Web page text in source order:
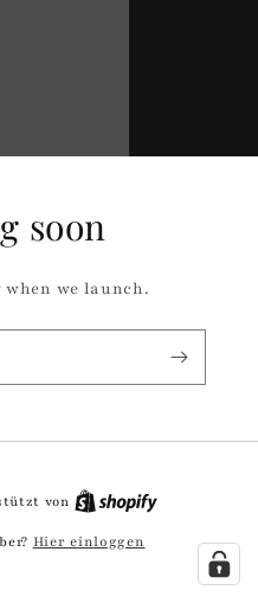
soon
we launch.
von
Hier einloggen